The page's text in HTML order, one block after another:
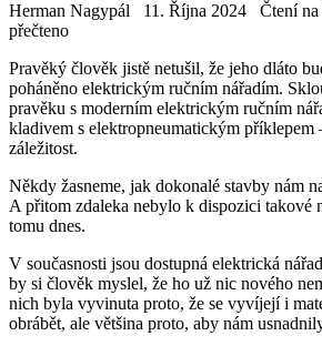
Herman Nagypál 11. Října 2024 Čtení
přečteno
Pravěký člověk jistě netušil, že jeho dláto
poháněno elektrickým ručním nářadím.
pravěku s moderním elektrickým ručním
kladivem s elektropneumatickým příklepem
záležitost.
Někdy žasneme, jak dokonalé stavby nám
A přitom zdaleka nebylo k dispozici takové
tomu dnes.
V současnosti jsou dostupná elektrická
by si člověk myslel, že ho už nic nového
nich byla vyvinuta proto, že se vyvíjejí i
obrábět, ale většina proto, aby nám